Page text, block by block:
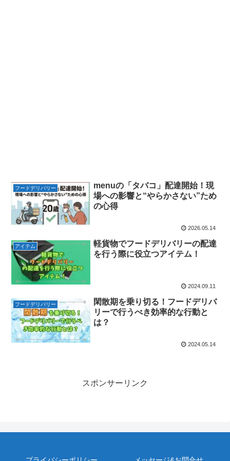
フードデリバリー
menuの「タバコ」配達開始！現
場への影響と“やらかさない”ため
の心得
2026.05.14
アイテム
軽貨物でフードデリバリーの配達
を行う際に役立つアイテム！
2024.09.11
フードデリバリー
閑散期を乗り切る！フードデリバ
リーで行うべき効率的な行動と
は？
2024.05.14
スポンサーリンク